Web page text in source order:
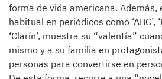
forma de vida americana. Además,
habitual en periódicos como ‘ABC’,
‘Clarín’, muestra su “valentía”
mismo y a su familia en
personas para convertirse en